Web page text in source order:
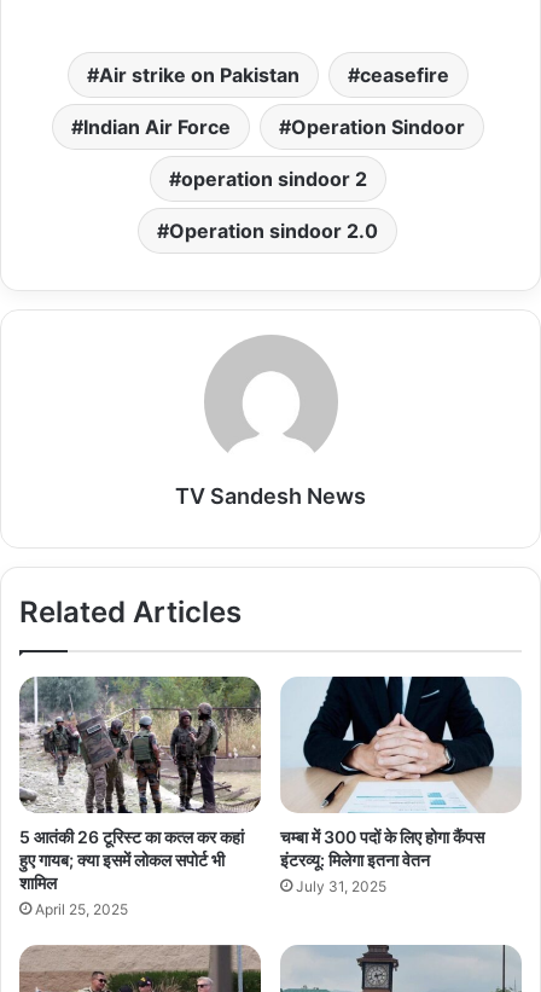
A
c
e
b
o
a
i
l
s
t
d
o
n
a
i
Air strike on Pakistan ceasefire
Indian Air Force Operation Sindoor
operation sindoor 2
Operation sindoor 2.0
TV Sandesh News
Related Articles
5 आतंकी 26 टूरिस्ट का कत्ल कर कहां
हुए गायब; क्या इसमें लोकल सपोर्ट भी
शामिल
April 25, 2025
चम्बा में 300 पदों के लिए होगा कैंपस
इंटरव्यू: मिलेगा इतना वेतन
July 31, 2025